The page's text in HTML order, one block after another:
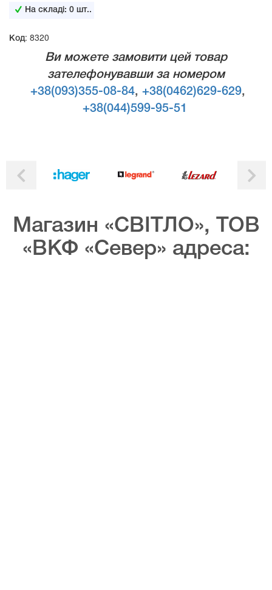
На складі:0 шт..
Код: 8320
Ви можете замовити цей товар
зателефонувавши за номером
+38(093)355-08-84, +38(0462)629-629,
+38(044)599-95-51
Магазин «СВІТЛО», ТОВ
«ВКФ «Север» адреса: